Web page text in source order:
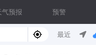
气预报 预警
最近